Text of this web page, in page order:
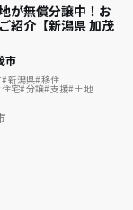
が無償分譲中！お
紹介【新潟県 加茂
市
新潟県 移住
住宅 分譲 支援 土地